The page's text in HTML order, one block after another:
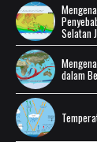
Selatan
dalam